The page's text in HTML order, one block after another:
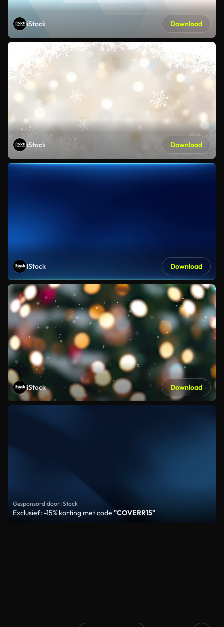
iStock Download
iStock Download
iStock Download
iStock Download
Gesponsord door iStock
Exclusief: -15% korting met code "COVERR15"